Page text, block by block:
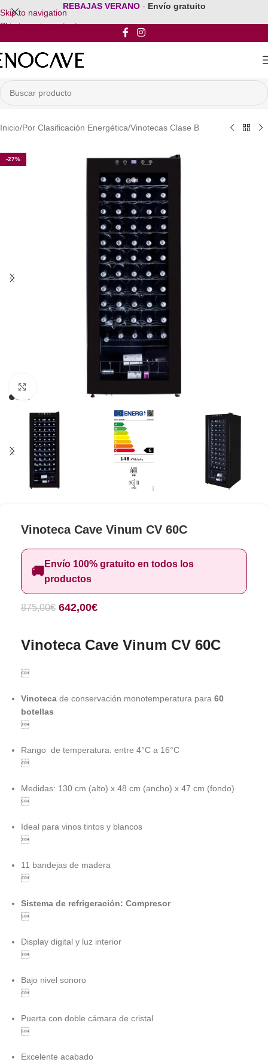
Skip to navigation
Skip to main content
REBAJAS VERANO - Envío gratuito
Inicio/Por Clasificación Energética/Vinotecas Clase B
-27%
Vinoteca Cave Vinum CV 60C
🚚Envío 100% gratuito en todos los
productos
875,00€ 642,00€
Vinoteca Cave Vinum CV 60C

Vinoteca de conservación monotemperatura para 60
botellas

Rango de temperatura: entre 4°C a 16°C

Medidas: 130 cm (alto) x 48 cm (ancho) x 47 cm (fondo)

Ideal para vinos tintos y blancos

11 bandejas de madera

Sistema de refrigeración: Compresor

Display digital y luz interior

Bajo nivel sonoro

Puerta con doble cámara de cristal

Excelente acabado